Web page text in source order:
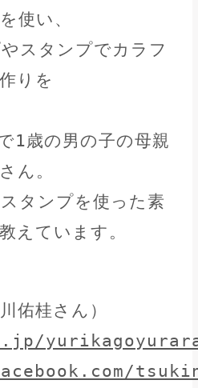
使い、
スタンプでカラフ
りを
1歳の男の子の母親
ん。
タンプを使った素
えています。
佑桂さん）